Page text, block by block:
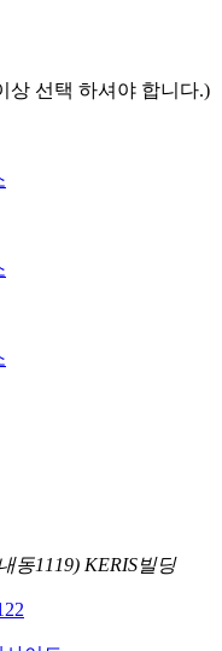
상 선택 하셔야 합니다.)
동1119) KERIS빌딩